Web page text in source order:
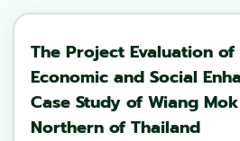
The Project Evaluation
Economic and Social
Case Study of Wiang
Northern of Thailand